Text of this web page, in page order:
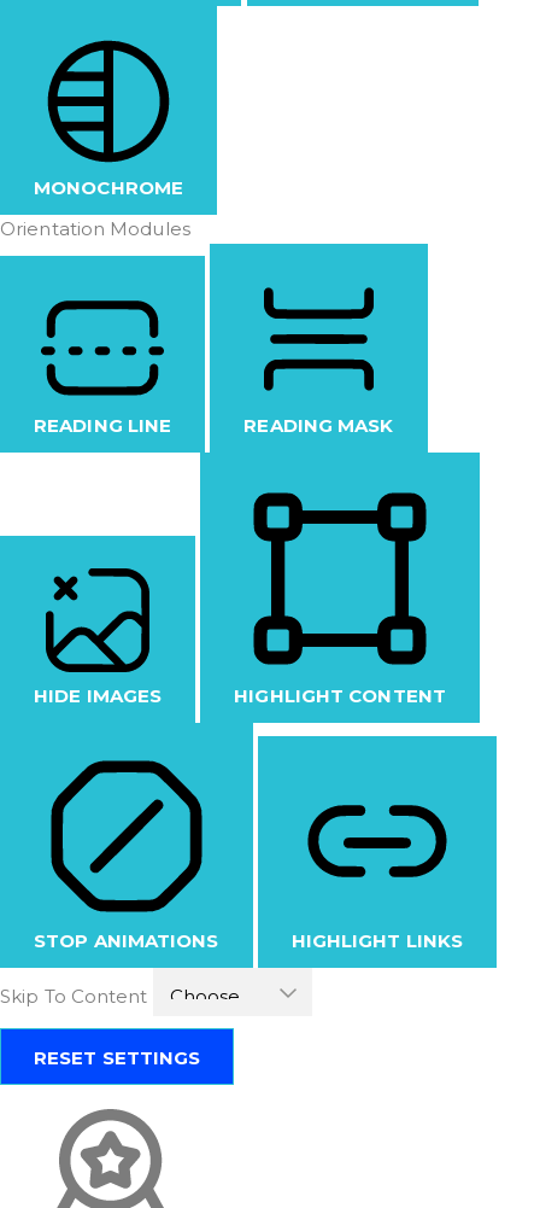
MONOCHROME
Orientation Modules
READING LINE READING MASK
HIDE IMAGES HIGHLIGHT CONTENT
STOP ANIMATIONS HIGHLIGHT LINKS
Skip To Content
RESET SETTINGS